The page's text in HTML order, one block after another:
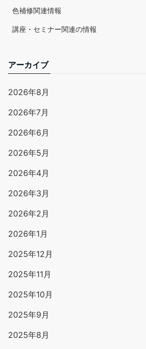
色補修関連情報
講座・セミナー関連の情報
アーカイブ
2026年8月
2026年7月
2026年6月
2026年5月
2026年4月
2026年3月
2026年2月
2026年1月
2025年12月
2025年11月
2025年10月
2025年9月
2025年8月